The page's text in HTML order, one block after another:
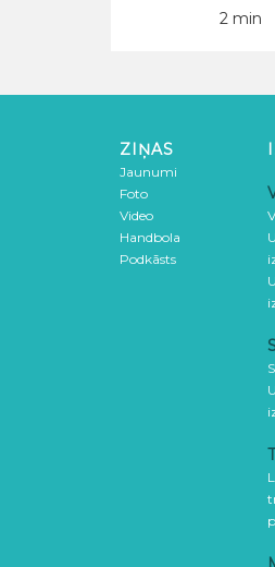
2 min
ZIŅAS
Jaunumi
Foto
Video
Handbola
Podkāsts